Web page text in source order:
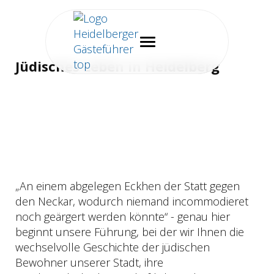
Jüdisches Leben in Heidelberg
„An einem abgelegen Eckhen der Statt gegen
den Neckar, wodurch niemand incommodieret
noch geärgert werden könnte“ - genau hier
beginnt unsere Führung, bei der wir Ihnen die
wechselvolle Geschichte der jüdischen
Bewohner unserer Stadt, ihre